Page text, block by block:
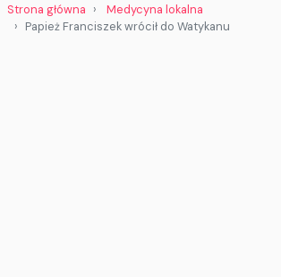
Strona główna
Medycyna lokalna
Papież Franciszek wrócił do Watykanu